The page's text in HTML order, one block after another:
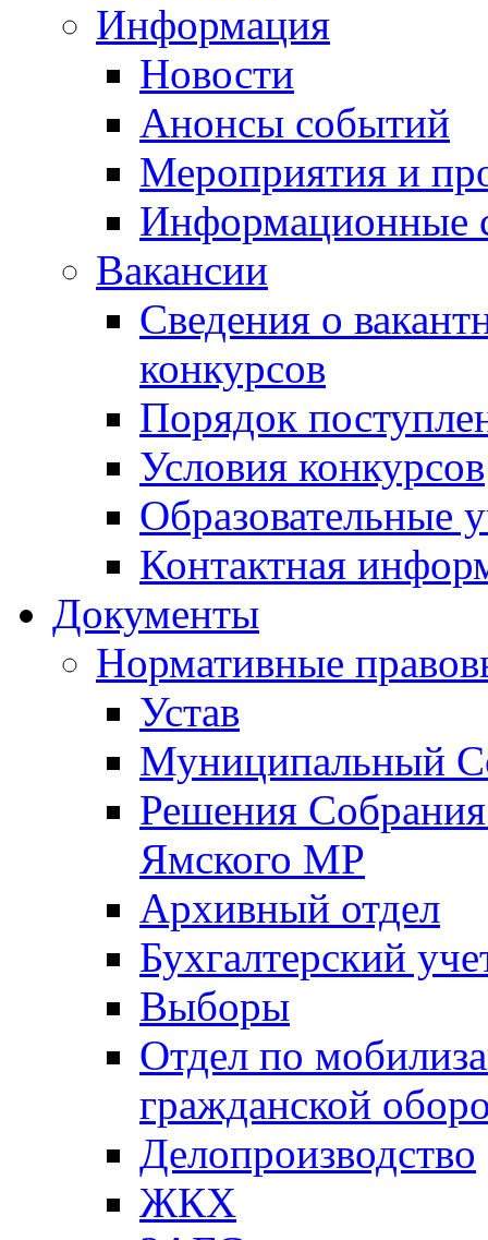
Информация
Новости
Анонсы событий
Мероприятия и
Информационные
Вакансии
Сведения о
конкурсов
Порядок
Условия конкурсов
Образовательные
Контактная
Документы
Нормативные
Устав
Муниципальный
Решения
Ямского МР
Архивный отдел
Бухгалтерский
Выборы
Отдел по
гражданской
Делопроизводство
ЖКХ